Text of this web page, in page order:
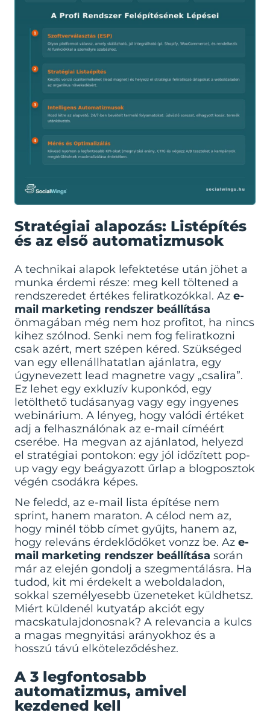
Stratégiai alapozás: Listépítés
és az első automatizmusok
A technikai alapok lefektetése után jöhet a
munka érdemi része: meg kell töltened a
rendszeredet értékes feliratkozókkal. Az e-
mail marketing rendszer beállítása
önmagában még nem hoz profitot, ha nincs
kihez szólnod. Senki nem fog feliratkozni
csak azért, mert szépen kéred. Szükséged
van egy ellenállhatatlan ajánlatra, egy
úgynevezett lead magnetre vagy „csalira”.
Ez lehet egy exkluzív kuponkód, egy
letölthető tudásanyag vagy egy ingyenes
webinárium. A lényeg, hogy valódi értéket
adj a felhasználónak az e-mail címéért
cserébe. Ha megvan az ajánlatod, helyezd
el stratégiai pontokon: egy jól időzített pop-
up vagy egy beágyazott űrlap a blogposztok
végén csodákra képes.
Ne feledd, az e-mail lista építése nem
sprint, hanem maraton. A célod nem az,
hogy minél több címet gyűjts, hanem az,
hogy releváns érdeklődőket vonzz be. Az e-
mail marketing rendszer beállítása során
már az elején gondolj a szegmentálásra. Ha
tudod, kit mi érdekelt a weboldaladon,
sokkal személyesebb üzeneteket küldhetsz.
Miért küldenél kutyatáp akciót egy
macskatulajdonosnak? A relevancia a kulcs
a magas megnyitási arányokhoz és a
hosszú távú elköteleződéshez.
A 3 legfontosabb
automatizmus, amivel
kezdened kell